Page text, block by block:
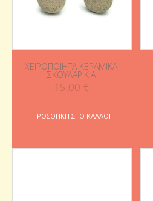
ΧΕΙΡΟΠΟΊΗΤΑ ΚΕΡΑΜΙΚΆ
ΣΚΟΥΛΑΡΊΚΙΑ
15.00 €
ΠΡΟΣΘΉΚΗ ΣΤΟ ΚΑΛΆΘΙ